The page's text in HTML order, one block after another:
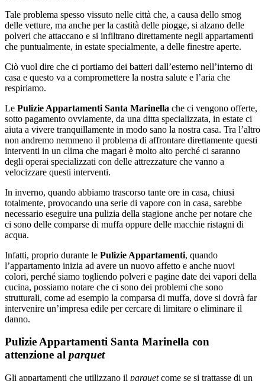
Tale problema spesso vissuto nelle città che, a causa dello smog
delle vetture, ma anche per la castità delle piogge, si alzano delle
polveri che attaccano e si infiltrano direttamente negli appartamenti
che puntualmente, in estate specialmente, a delle finestre aperte.
Ciò vuol dire che ci portiamo dei batteri dall’esterno nell’interno di
casa e questo va a compromettere la nostra salute e l’aria che
respiriamo.
Le Pulizie Appartamenti Santa Marinella che ci vengono offerte,
sotto pagamento ovviamente, da una ditta specializzata, in estate ci
aiuta a vivere tranquillamente in modo sano la nostra casa. Tra l’altro
non andremo nemmeno il problema di affrontare direttamente questi
interventi in un clima che magari è molto alto perché ci saranno
degli operai specializzati con delle attrezzature che vanno a
velocizzare questi interventi.
In inverno, quando abbiamo trascorso tante ore in casa, chiusi
totalmente, provocando una serie di vapore con in casa, sarebbe
necessario eseguire una pulizia della stagione anche per notare che
ci sono delle comparse di muffa oppure delle macchie ristagni di
acqua.
Infatti, proprio durante le Pulizie Appartamenti, quando
l’appartamento inizia ad avere un nuovo affetto e anche nuovi
colori, perché siamo togliendo polveri e pagine date dei vapori della
cucina, possiamo notare che ci sono dei problemi che sono
strutturali, come ad esempio la comparsa di muffa, dove si dovrà far
intervenire un’impresa edile per cercare di limitare o eliminare il
danno.
Pulizie Appartamenti Santa Marinella con
attenzione al parquet
Gli appartamenti che utilizzano il parquetcome se si trattasse di un